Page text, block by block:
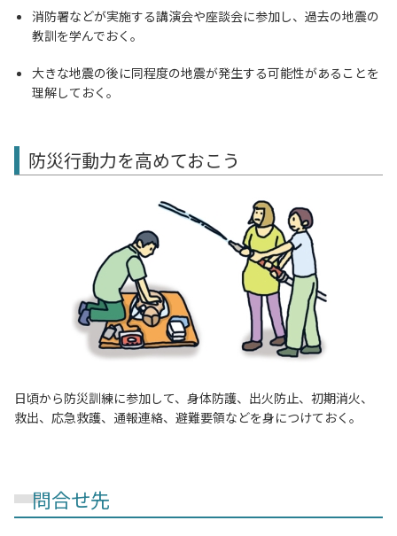
消防署などが実施する講演会や座談会に参加し、過去の地震の
教訓を学んでおく。
大きな地震の後に同程度の地震が発生する可能性があることを
理解しておく。
防災行動力を高めておこう
日頃から防災訓練に参加して、身体防護、出火防止、初期消火、
救出、応急救護、通報連絡、避難要領などを身につけておく。
問合せ先